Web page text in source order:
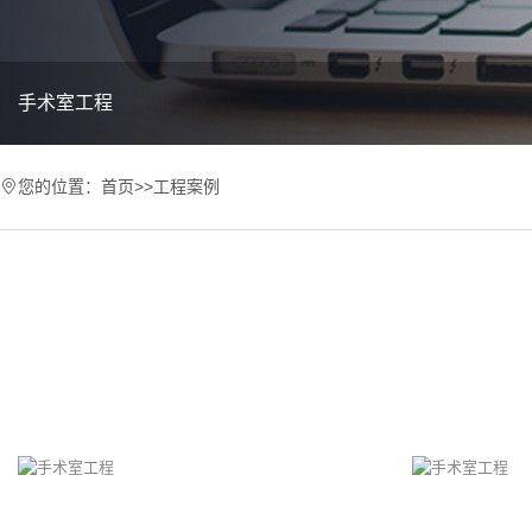
手术室工程
您的位置： 首页>>工程案例